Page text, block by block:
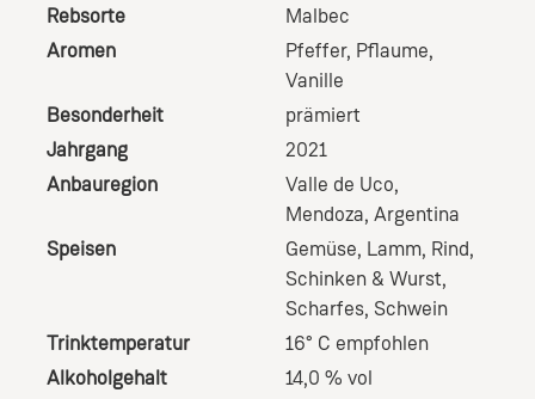
Rebsorte
Malbec
Aromen
Pfeffer, Pflaume,
Vanille
Besonderheit
prämiert
Jahrgang
2021
Anbauregion
Valle de Uco,
Mendoza, Argentina
Speisen
Gemüse, Lamm, Rind,
Schinken & Wurst,
Scharfes, Schwein
Trinktemperatur
16° C empfohlen
Alkoholgehalt
14,0 % vol